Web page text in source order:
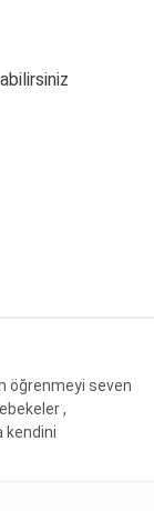
öğrenmeyi seven
,
kendini